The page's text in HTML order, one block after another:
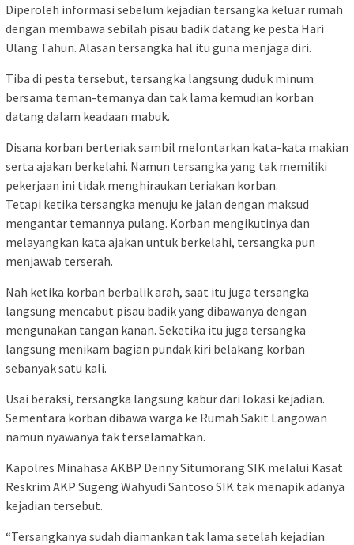
Diperoleh informasi sebelum kejadian tersangka keluar rumah
dengan membawa sebilah pisau badik datang ke pesta Hari
Ulang Tahun. Alasan tersangka hal itu guna menjaga diri.
Tiba di pesta tersebut, tersangka langsung duduk minum
bersama teman-temanya dan tak lama kemudian korban
datang dalam keadaan mabuk.
Disana korban berteriak sambil melontarkan kata-kata makian
serta ajakan berkelahi. Namun tersangka yang tak memiliki
pekerjaan ini tidak menghiraukan teriakan korban.
Tetapi ketika tersangka menuju ke jalan dengan maksud
mengantar temannya pulang. Korban mengikutinya dan
melayangkan kata ajakan untuk berkelahi, tersangka pun
menjawab terserah.
Nah ketika korban berbalik arah, saat itu juga tersangka
langsung mencabut pisau badik yang dibawanya dengan
mengunakan tangan kanan. Seketika itu juga tersangka
langsung menikam bagian pundak kiri belakang korban
sebanyak satu kali.
Usai beraksi, tersangka langsung kabur dari lokasi kejadian.
Sementara korban dibawa warga ke Rumah Sakit Langowan
namun nyawanya tak terselamatkan.
Kapolres Minahasa AKBP Denny Situmorang SIK melalui Kasat
Reskrim AKP Sugeng Wahyudi Santoso SIK tak menapik adanya
kejadian tersebut.
“Tersangkanya sudah diamankan tak lama setelah kejadian